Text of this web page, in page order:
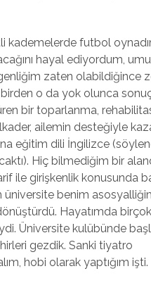
kademelerde futbol
hayal ediyordum,
zaten olabildiğince
o da yok olunca
bir toparlanma,
ailemin desteğiyle
eğitim dili İngilizce
Hiç bilmediğim bir
ile girişkenlik konusunda
benim
Hayatımda birçok
Üniversite kulübünde
gezdik. Sanki tiyatro
hobi olarak yaptığım işti.